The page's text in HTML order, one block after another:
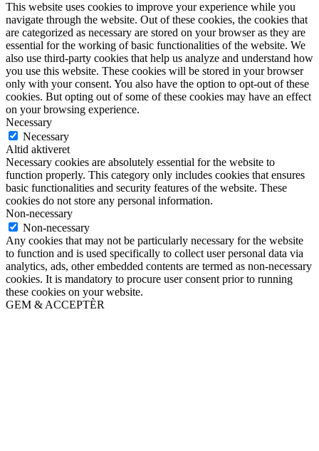
This website uses cookies to improve your experience while you
navigate through the website. Out of these cookies, the cookies that
are categorized as necessary are stored on your browser as they are
essential for the working of basic functionalities of the website. We
also use third-party cookies that help us analyze and understand how
you use this website. These cookies will be stored in your browser
only with your consent. You also have the option to opt-out of these
cookies. But opting out of some of these cookies may have an effect
on your browsing experience.
Necessary
Necessary
Altid aktiveret
Necessary cookies are absolutely essential for the website to
function properly. This category only includes cookies that ensures
basic functionalities and security features of the website. These
cookies do not store any personal information.
Non-necessary
Non-necessary
Any cookies that may not be particularly necessary for the website
to function and is used specifically to collect user personal data via
analytics, ads, other embedded contents are termed as non-necessary
cookies. It is mandatory to procure user consent prior to running
these cookies on your website.
GEM & ACCEPTÈR